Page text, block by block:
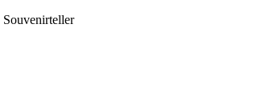
Souvenirteller